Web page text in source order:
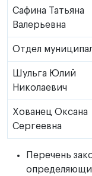
Сафина Татьяна
Валерьевна
Отдел
Шульга Юлий
Николаевич
Хованец Оксана
Сергеевна
Перечень